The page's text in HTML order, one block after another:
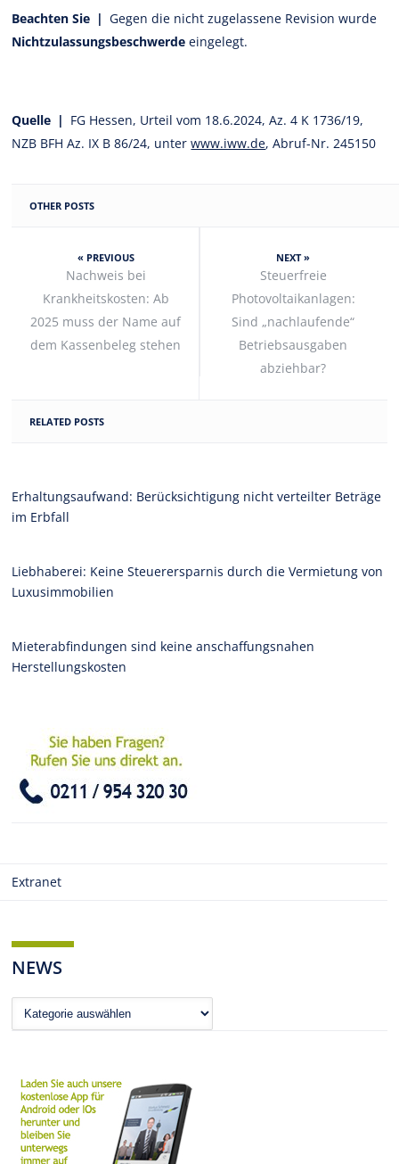
Beachten Sie |Gegen die nicht zugelassene Revision wurde
Nichtzulassungsbeschwerde eingelegt.
Quelle | FG Hessen, Urteil vom 18.6.2024, Az. 4 K 1736/19,
NZB BFH Az. IX B 86/24, unterwww.iww.de, Abruf-Nr. 245150
OTHER POSTS
« PREVIOUS
Nachweis bei
Krankheitskosten: Ab
2025 muss der Name auf
dem Kassenbeleg stehen
NEXT »
Steuerfreie
Photovoltaikanlagen:
Sind „nachlaufende“
Betriebsausgaben
abziehbar?
RELATED POSTS
Erhaltungsaufwand: Berücksichtigung nicht verteilter Beträge
im Erbfall
Liebhaberei: Keine Steuerersparnis durch die Vermietung von
Luxusimmobilien
Mieterabfindungen sind keine anschaffungsnahen
Herstellungskosten
Extranet
NEWS
News